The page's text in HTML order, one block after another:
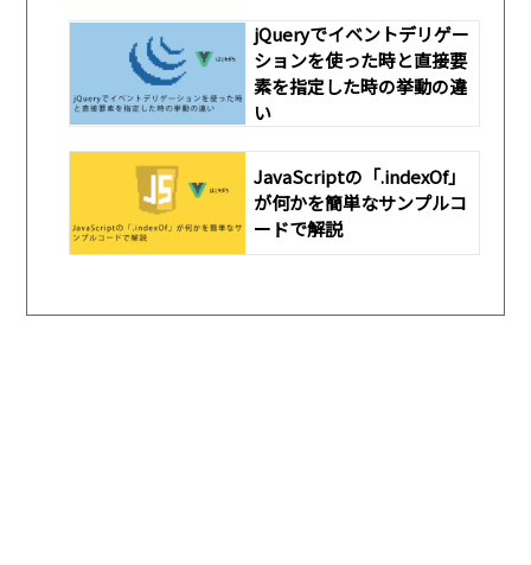
jQueryでイベントデリゲー
ションを使った時と直接要
素を指定した時の挙動の違
い
JavaScriptの「.indexOf」
が何かを簡単なサンプルコ
ードで解説